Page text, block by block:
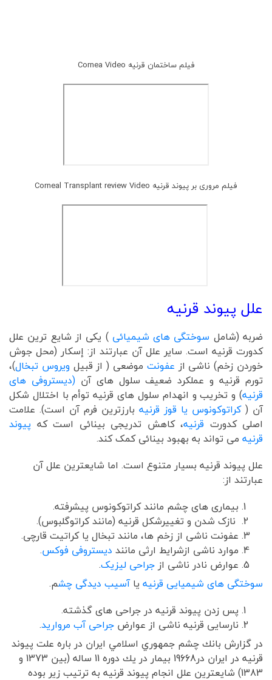
فیلم ساختمان قرنیه Cornea Video
فیلم مروری بر پیوند قرنیه Corneal Transplant review Video
علل پیوند قرنیه
ضربه (شامل سوختگی های شیمیائی ) یکی از شایع ترین علل
کدورت قرنیه است. سایر علل آن عبارتند از: إسکار (محل جوش
خوردن زخم) ناشی از عفونت موضعی ( از قبیل ویروس تبخال)،
تورم قرنیه و عملکرد ضعیف سلول های آن(دیستروفی های
قرنیه) و تخریب و انهدام سلول های قرنیه توأم با اختلال شکل
آن (کراتوکونوس یا قوز قرنیه بارزترین فرم آن است). علامت
اصلی کدورت قرنیه، کاهش تدریجی بینائی است که پیوند
قرنیه می تواند به بهبود بینائی کمک کند.
علل پیوند قرنیه بسیار متنوع است. اما شایعترین علل آن
عبارتند از:
بیماری های چشم مانند کراتوکونوس پیشرفته.
نازک شدن و تغییرشکل قرنيه (مانند کراتوگلبوس).
عفونت ناشی از زخم ها، مانند تبخال یا کراتیت قارچی.
موارد ناشی ازشرایط ارثی مانند دیستروفی فوکس.
عوارض نادر ناشی از جراحی لیزیک.
سوختگی های شیمیایی قرنیه یاآسیب دیدگی چشم.
پس زدن پیوند قرنیه در جراحی های گذشته.
نارسایی قرنیه ناشی از عوارض جراحی آب مروارید.
در گزارش بانك چشم جمهوري اسلامي ايران در باره علت پيوند
قرنيه در ایران در19668 بیمار در يك دوره 11 ساله (بين 1373 و
1383) شايعترين علل انجام پيوند قرنيه به ترتيب زير بوده